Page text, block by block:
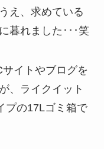
え、求めている
暮れました･･･笑
イトやブログを
、ライクイット
プの17Lゴミ箱で